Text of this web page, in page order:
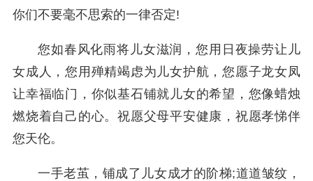
你们不要毫不思索的一律否定!
您如春风化雨将儿女滋润，您用日夜操劳让儿
女成人，您用殚精竭虑为儿女护航，您愿子龙女凤
让幸福临门，你似基石铺就儿女的希望，您像蜡烛
燃烧着自己的心。祝愿父母平安健康，祝愿孝悌伴
您天伦。
一手老茧，铺成了儿女成才的阶梯;道道皱纹，